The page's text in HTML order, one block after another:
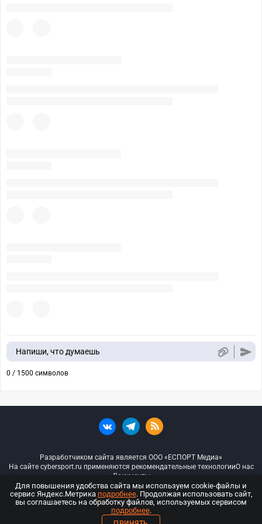
Напиши, что думаешь
0 / 1500 символов
Разработчиком сайта является ООО «ЕСПОРТ Медиа»
На сайте cybersport.ru применяются рекомендательные технологииО нас
Документы
© ООО «Киберспорт.ру» — Все права защищены
18+
Для повышения удобства сайта мы используем cookie-файлы и
сервис Яндекс.Метрика подробнее. Продолжая использовать сайт,
вы соглашаетесь на обработку файлов, используемых сервисом
подробнее.